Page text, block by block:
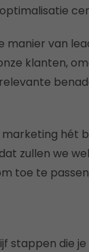
manier van
klanten,
hét
zullen we
toe te
stappen die